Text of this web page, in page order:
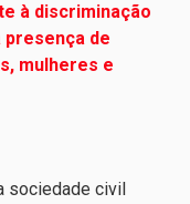
à discriminação
presença de
mulheres e
sociedade civil